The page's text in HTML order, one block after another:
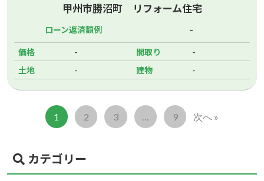
甲州市勝沼町 リフォーム住宅
ローン返済額例 -
価格 - 間取り -
土地 - 建物 -
1 2 3 9 次へ »
カテゴリー